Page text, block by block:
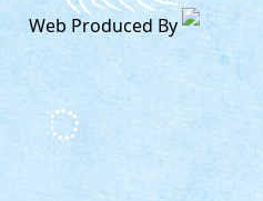
Web Produced By